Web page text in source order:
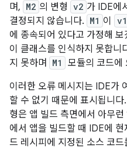
며, M2 의 변형 v2 가 IDE에
결정되지 않습니다. M1 이 v1
에 종속되어 있다고 가정해 보
이 클래스를 인식하지 못합니
지 못하며
M1
모듈의 코드에
이러한 오류 메시지는 IDE가
할 수 없기 때문에 표시됩니
형은 앱 빌드 측면에서 아무
에서 앱을 빌드할 때 IDE에
드 레시피에 지정된 소스 코